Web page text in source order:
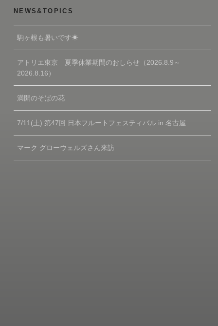
NEWS&TOPICS
駒ヶ根も暑いです☀
アトリエ東京 夏季休業期間のおしらせ（2026.8.9～
2026.8.16）
満開のそばの花
7/11(土) 第47回 日本フルートフェスティバル in 名古屋
マーク グローウェルズさん来訪